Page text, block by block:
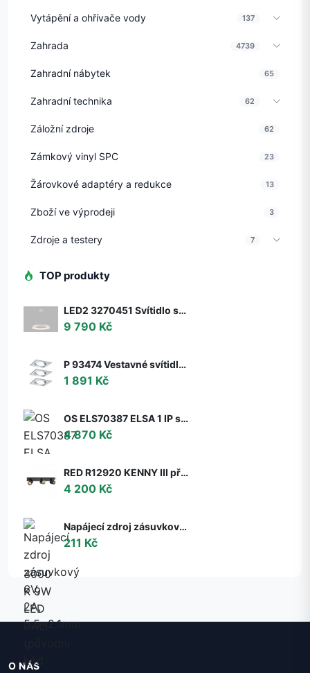
Vytápění a ohřívače vody 137
Zahrada 4739
Zahradní nábytek 65
Zahradní technika 62
Záložní zdroje 62
Zámkový vinyl SPC 23
Žárovkové adaptéry a redukce 13
Zboží ve výprodeji 3
Zdroje a testery 7
TOP produkty
LED2 3270451 Svítidlo stropní závěsné LED2 BELLA 60 P-Z, W 50W 2CCT 3000K/4000K - ON/OFF - nestmívatelné - LED2 Lighting
9 790 Kč
P 93474 Vestavné svítidlo LED Nova hranaté 3x6,5W GU10 hliník broušený nastavitelné 3-krokové-stmívatelné - PAULMANN
1 891 Kč
OS ELS70387 ELSA 1 IP stropní/nástěnné skleněné svítidlo bílá IP65 3000 K 9W LED DALI (původní kód OS 70387) - OSMONT
4 870 Kč
RED R12920 KENNY III přisazená černá/zlatá 230V GU10 3x35W - RED - DESIGN RENDL
4 200 Kč
Napájecí zdroj zásuvkový 6V, 2A, 5.5x2.1mm
211 Kč
O NÁS